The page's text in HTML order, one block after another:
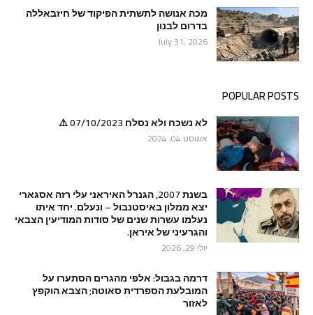
מכה אנושה לתשתית הפיקוד של חיזבאללה
בדרום לבנון
July 31, 2026
POPULAR POSTS
לא נשכח ולא נסלח 07/10/2023 ⚠️
אוגוסט 04, 2024
בשנת 2007, הגנרל האיראני עלי רזה אסגארי
יצא ממלון באיסטנבול – ונעלם. יחד איתו
נעלמו עשרות שנים של סודות המודיעין הצבאי
והגרעיני של איראן.
יולי 29, 2026
דרמה בגבול: אלפי מהגרים הסתערו על
המובלעת הספרדית סאוטה; הצבא הוקפץ
לאזור